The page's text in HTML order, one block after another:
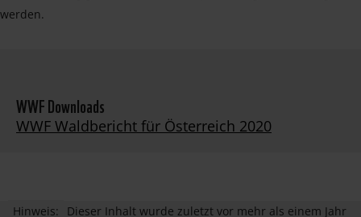
werden.
WWF Downloads
WWF Waldbericht für Österreich 2020
Hinweis: Dieser Inhalt wurde zuletzt vor mehr als einem Jahr